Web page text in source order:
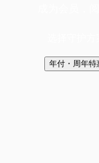
年付・周年特